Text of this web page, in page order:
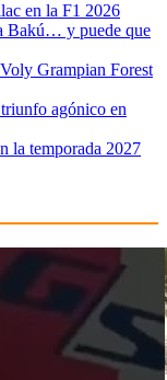
en la F1 2026
Bakú… y puede que
Grampian Forest
agónico en
la temporada 2027